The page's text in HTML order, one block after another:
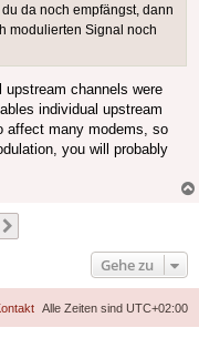
da noch empfängst, dann
modulierten Signal noch
channels were
individual upstream
affect many modems, so
you will probably
Gehe zu
Alle Zeiten sind UTC+02:00